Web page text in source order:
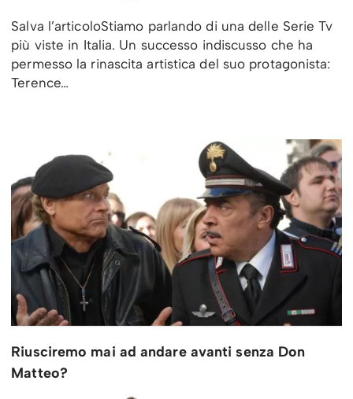
Salva l’articoloStiamo parlando di una delle Serie Tv
più viste in Italia. Un successo indiscusso che ha
permesso la rinascita artistica del suo protagonista:
Terence…
Riusciremo mai ad andare avanti senza Don
Matteo?